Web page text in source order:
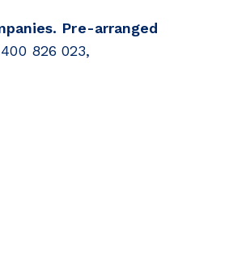
Pre-arranged
826 023,